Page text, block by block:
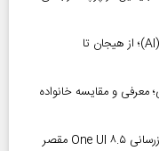
رشد خیره‌کننده بازار توکن‌های هوش مصنوعی (AI)؛ از هیجان تا
و مقایسه خانواده
بحران باتری در گوشی‌های سامسونگ؛ آیا به‌روزرسانی One UI ۸.۵ مقصر